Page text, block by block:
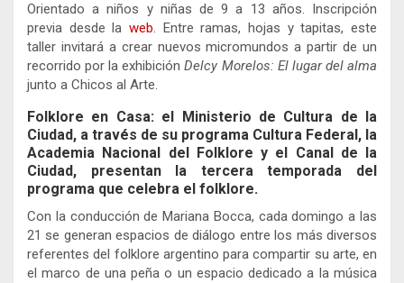
Orientado a niños y niñas de 9 a 13 años. Inscripción
previa desde la web.
Entre ramas, hojas y tapitas, este
taller invitará a crear nuevos micromundos a partir de un
recorrido por la exhibiciónDelcy Morelos: El lugar del alma
junto a Chicos al Arte.
Folklore en Casa: el Ministerio de Cultura de la
Ciudad, a través de su programa Cultura Federal, la
Academia Nacional del Folklore y el Canal de la
Ciudad, presentan la tercera temporada del
programa que celebra el folklore.
Con la conducción de Mariana Bocca, cada domingo a las
21 se generan espacios de diálogo entre los más diversos
referentes del folklore argentino para compartir su arte, en
el marco de una peña o un espacio dedicado a la música